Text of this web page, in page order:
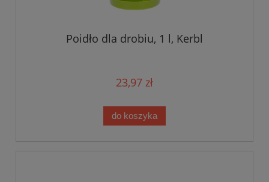
Poidło dla drobiu, 1 l, Kerbl
23,97 zł
do koszyka